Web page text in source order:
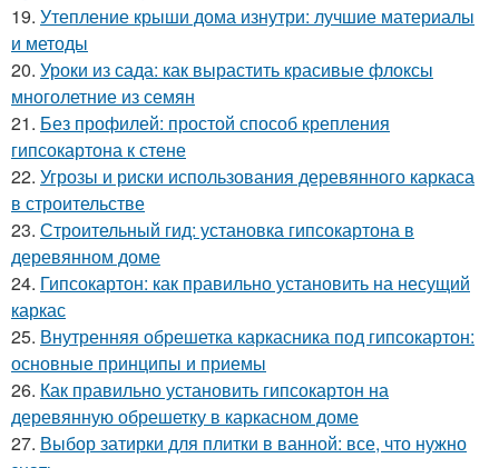
19. Утепление крыши дома изнутри: лучшие материалы
и методы
20. Уроки из сада: как вырастить красивые флоксы
многолетние из семян
21. Без профилей: простой способ крепления
гипсокартона к стене
22. Угрозы и риски использования деревянного каркаса
в строительстве
23. Строительный гид: установка гипсокартона в
деревянном доме
24. Гипсокартон: как правильно установить на несущий
каркас
25. Внутренняя обрешетка каркасника под гипсокартон:
основные принципы и приемы
26. Как правильно установить гипсокартон на
деревянную обрешетку в каркасном доме
27. Выбор затирки для плитки в ванной: все, что нужно